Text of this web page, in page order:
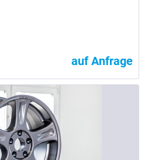
auf Anfrage